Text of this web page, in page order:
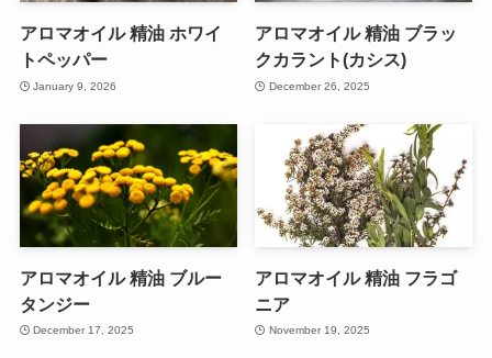
アロマオイル 精油 ホワイ
トペッパー
January 9, 2026
アロマオイル 精油 ブラッ
クカラント(カシス)
December 26, 2025
アロマオイル 精油 ブルー
タンジー
December 17, 2025
アロマオイル 精油 フラゴ
ニア
November 19, 2025